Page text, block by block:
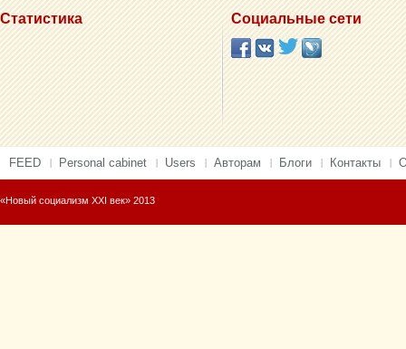
Статистика Социальные сети
FEED Personal cabinet Users Авторам Блоги Контакты
«Новый социализм XXI век» 2013